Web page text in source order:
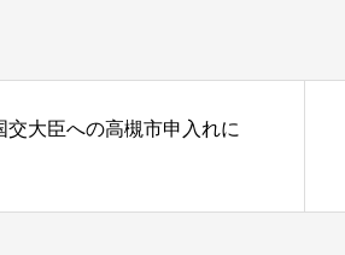
交大臣への高槻市申入れに